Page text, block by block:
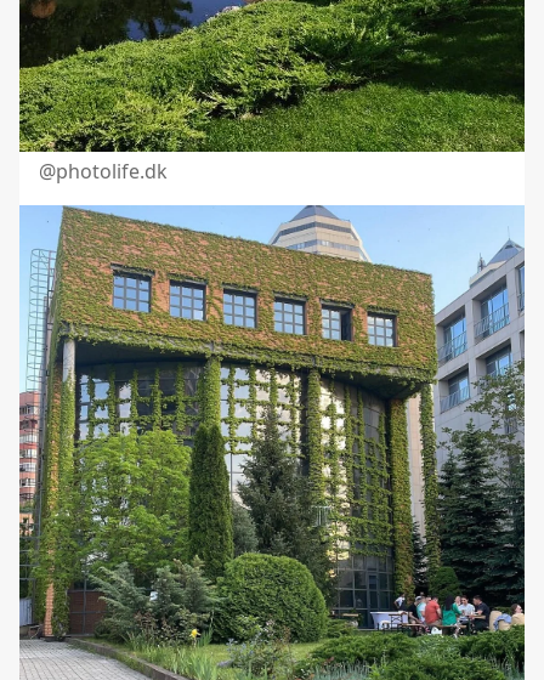
@photolife.dk